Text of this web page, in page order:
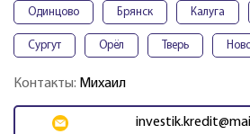
Одинцово Брянск Калуга
Сургут Орёл Тверь
Контакты: Михаил